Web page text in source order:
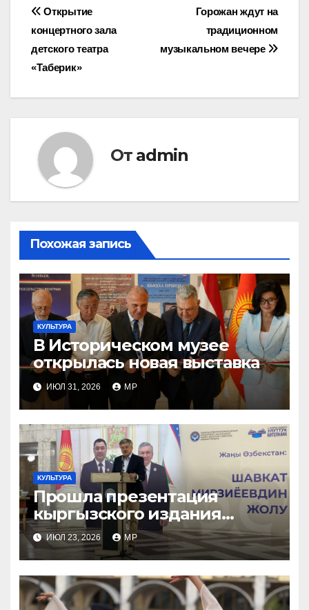
Навигация
по
записям
Горожан ждут на
традиционном
музыкальном вечере
Открытие
концертного зала
детского театра
«Таберик»
От admin
Похожая запись
КУЛЬТУРА
В Историческом музее
открылась новая выставка
ИЮЛ 31, 2026 MP
КУЛЬТУРА
Прошла презентация
кыргызского издания
книги «Новый Узбекистан:
путь Шавката Мирзиеева»
ИЮЛ 23, 2026 MP